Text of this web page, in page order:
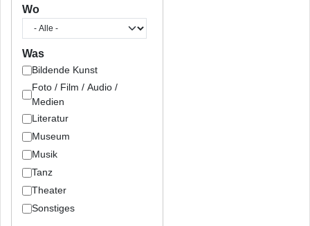
Wo
Was
Bildende Kunst
Foto / Film / Audio /
Medien
Literatur
Museum
Musik
Tanz
Theater
Sonstiges